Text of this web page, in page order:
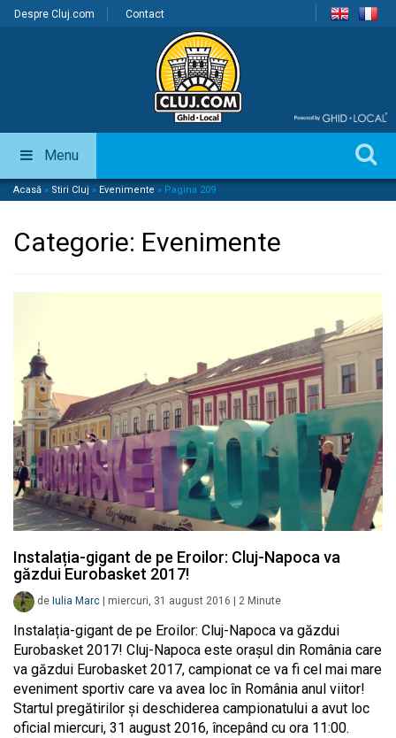
Despre Cluj.com Contact
Menu
Acasă » Stiri Cluj » Evenimente » Pagina 209
Categorie: Evenimente
Instalația-gigant de pe Eroilor: Cluj-Napoca va
găzdui Eurobasket 2017!
de Iulia Marc miercuri, 31 august 2016 2 Minute
Instalația-gigant de pe Eroilor: Cluj-Napoca va găzdui
Eurobasket 2017! Cluj-Napoca este orașul din România care
va găzdui Eurobasket 2017, campionat ce va fi cel mai mare
eveniment sportiv care va avea loc în România anul viitor!
Startul pregătirilor și deschiderea campionatului a avut loc
oficial miercuri, 31 august 2016, începând cu ora 11:00.